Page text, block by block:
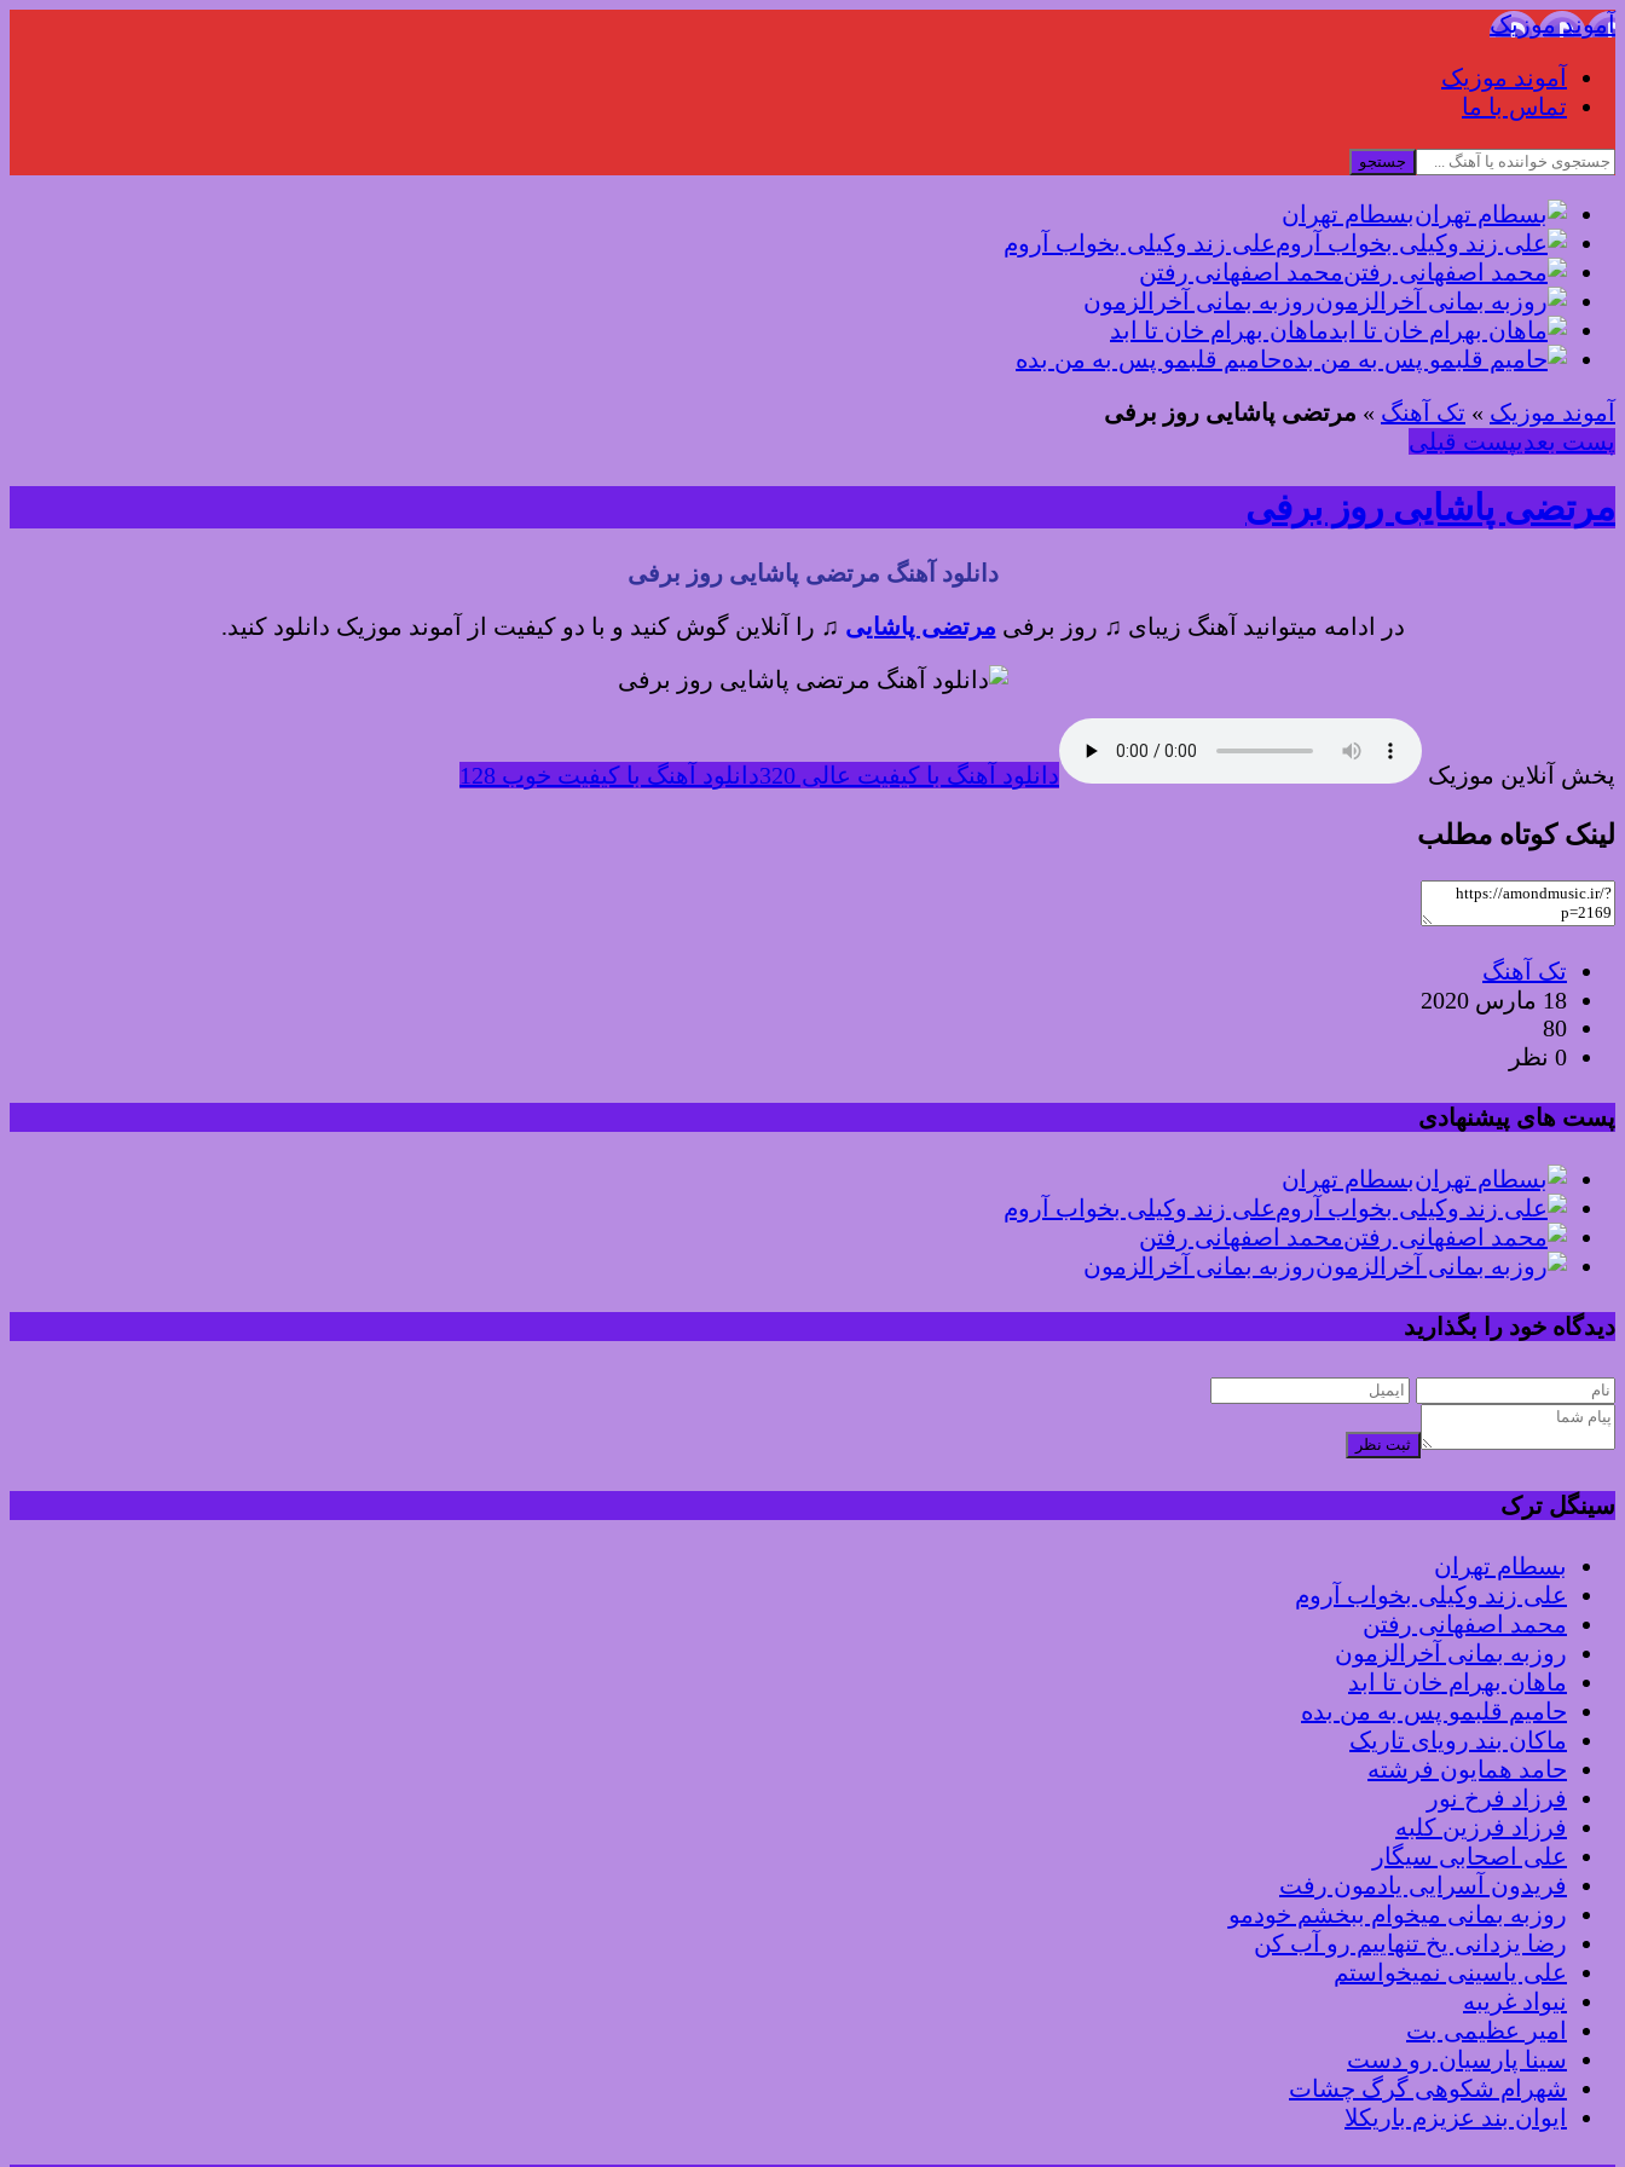
آموند موزیک
آموند موزیک
تماس با ما
جستجو
بسطام تهران
علی زند وکیلی بخواب آروم
محمد اصفهانی رفتن
روزبه بمانی آخرالزمون
ماهان بهرام خان تا ابد
حامیم قلبمو پس به من بده
آموند موزیک » تک آهنگ » مرتضی پاشایی روز برفی
پست بعدیپست قبلی
مرتضی پاشایی روز برفی
دانلود آهنگ مرتضی پاشایی روز برفی
در ادامه میتوانید آهنگ زیبای ♫ روز برفی مرتضی پاشایی ♫ را آنلاین گوش کنید و با دو کیفیت از آموند موزیک دانلود کنید.
پخش آنلاین موزیک دانلود آهنگ با کیفیت عالی 320 دانلود آهنگ با کیفیت خوب 128
لینک کوتاه مطلب
تک آهنگ
18 مارس 2020
80
0 نظر
پست های پیشنهادی
بسطام تهران
علی زند وکیلی بخواب آروم
محمد اصفهانی رفتن
روزبه بمانی آخرالزمون
دیدگاه خود را بگذارید
ثبت نظر
سینگل ترک
بسطام تهران
علی زند وکیلی بخواب آروم
محمد اصفهانی رفتن
روزبه بمانی آخرالزمون
ماهان بهرام خان تا ابد
حامیم قلبمو پس به من بده
ماکان بند رویای تاریک
حامد همایون فرشته
فرزاد فرخ نور
فرزاد فرزین کلبه
علی اصحابی سیگار
فریدون آسرایی یادمون رفت
روزبه بمانی میخوام ببخشم خودمو
رضا یزدانی یخ تنهاییم رو آب کن
علی یاسینی نمیخواستم
نیواد غریبه
امیر عظیمی بت
سینا پارسیان رو دست
شهرام شکوهی گرگ چشات
ایوان بند عزیزم باریکلا